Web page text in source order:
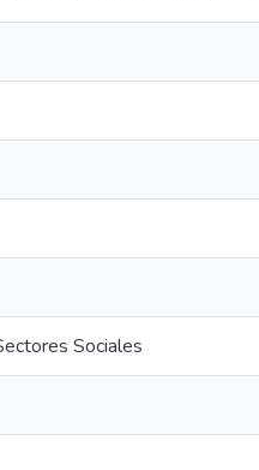
Sociales